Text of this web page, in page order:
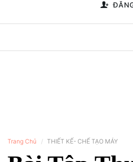
Trang Chủ THIẾT KẾ- CHẾ TẠO MÁY